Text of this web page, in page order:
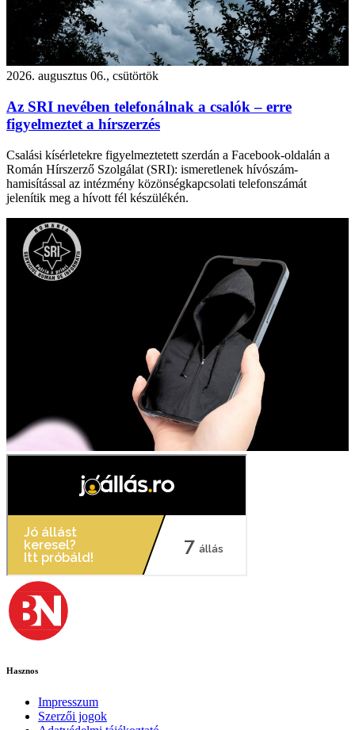
2026. augusztus 06., csütörtök
Az SRI nevében telefonálnak a csalók – erre
figyelmeztet a hírszerzés
Csalási kísérletekre figyelmeztetett szerdán a Facebook-oldalán a
Román Hírszerző Szolgálat (SRI): ismeretlenek hívószám-
hamisítással az intézmény közönségkapcsolati telefonszámát
jelenítik meg a hívott fél készülékén.
Hasznos
Impresszum
Szerzői jogok